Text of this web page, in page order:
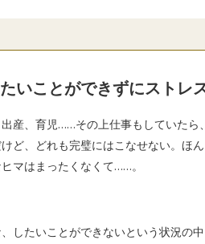
いことができずにストレ
産、育児……その上仕事もしていた
ど、どれも完璧にはこなせない。ほ
マはまったくなくて……。
したいことができないという状況の